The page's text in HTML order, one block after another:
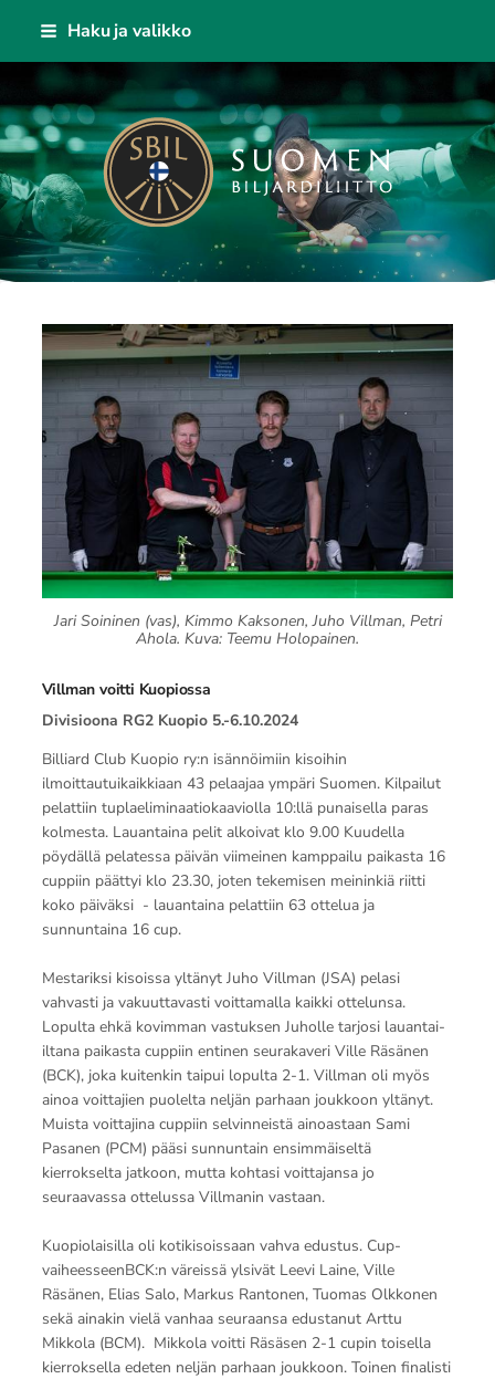
Siirry
sisältöön
Haku ja valikko
Suomen Biljardiliitto ry
Jari Soininen (vas), Kimmo Kaksonen, Juho Villman, Petri
Ahola. Kuva: Teemu Holopainen.
Villman voitti Kuopiossa
Divisioona RG2 Kuopio 5.-6.10.2024
Billiard Club Kuopio ry:n isännöimiin kisoihin
ilmoittautuikaikkiaan 43 pelaajaa ympäri Suomen. Kilpailut
pelattiin tuplaeliminaatiokaaviolla 10:llä punaisella paras
kolmesta. Lauantaina pelit alkoivat klo 9.00 Kuudella
pöydällä pelatessa päivän viimeinen kamppailu paikasta 16
cuppiin päättyi klo 23.30, joten tekemisen meininkiä riitti
koko päiväksi - lauantaina pelattiin 63 ottelua ja
sunnuntaina 16 cup.
Mestariksi kisoissa yltänyt Juho Villman (JSA) pelasi
vahvasti ja vakuuttavasti voittamalla kaikki ottelunsa.
Lopulta ehkä kovimman vastuksen Juholle tarjosi lauantai-
iltana paikasta cuppiin entinen seurakaveri Ville Räsänen
(BCK), joka kuitenkin taipui lopulta 2-1. Villman oli myös
ainoa voittajien puolelta neljän parhaan joukkoon yltänyt.
Muista voittajina cuppiin selvinneistä ainoastaan Sami
Pasanen (PCM) pääsi sunnuntain ensimmäiseltä
kierrokselta jatkoon, mutta kohtasi voittajansa jo
seuraavassa ottelussa Villmanin vastaan.
Kuopiolaisilla oli kotikisoissaan vahva edustus. Cup-
vaiheesseenBCK:n väreissä ylsivät Leevi Laine, Ville
Räsänen, Elias Salo, Markus Rantonen, Tuomas Olkkonen
sekä ainakin vielä vanhaa seuraansa edustanut Arttu
Mikkola (BCM). Mikkola voitti Räsäsen 2-1 cupin toisella
kierroksella edeten neljän parhaan joukkoon. Toinen finalisti